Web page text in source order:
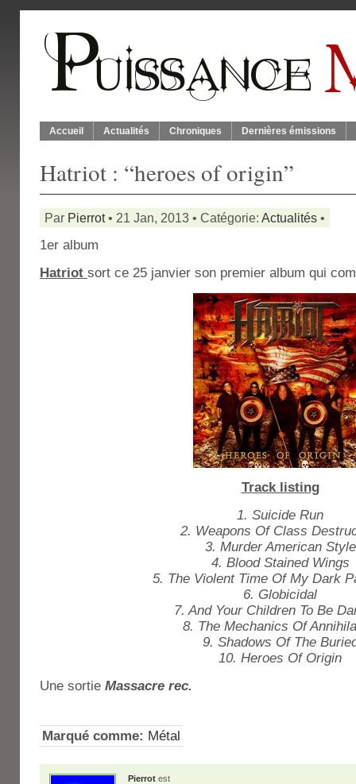
Accueil Actualités Chroniques Dernières émissions
Hatriot : “heroes of origin”
Par Pierrot• 21 Jan, 2013 • Catégorie: Actualités •
1er album
Hatriot sort ce 25 janvier son premier album qui
Track listing
1. Suicide Run
2. Weapons Of Class
3. Murder American Style
4. Blood Stained Wings
5. The Violent Time Of My Dark
6. Globicidal
7. And Your Children To Be
8. The Mechanics Of
9. Shadows Of The
10. Heroes Of Origin
Une sortie Massacre rec.
Marqué comme: Métal
Pierrot est